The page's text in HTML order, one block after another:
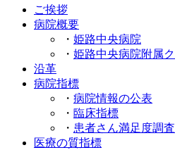
ご挨拶
病院概要
・ 姫路中央病院
・ 姫路中央病院附属
沿革
病院指標
・ 病院情報の公表
・ 臨床指標
・ 患者さん満足度調査
医療の質指標